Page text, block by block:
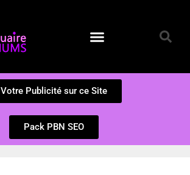
Votre Publicité sur ce Site
Pack PBN SEO